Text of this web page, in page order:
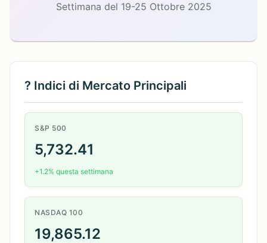
Settimana del 19-25 Ottobre 2025
? Indici di Mercato Principali
S&P 500
5,732.41
+1.2% questa settimana
NASDAQ 100
19,865.12